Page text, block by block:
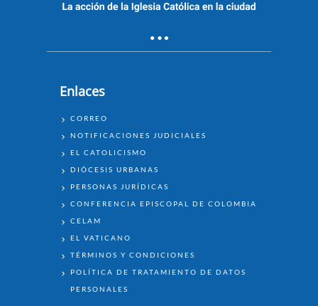
Enlaces
ENLACES
CORREO
NOTIFICACIONES JUDICIALES
EL CATOLICISMO
DIÓCESIS URBANAS
PERSONAS JURÍDICAS
CONFERENCIA EPISCOPAL DE COLOMBIA
CELAM
EL VATICANO
TÉRMINOS Y CONDICIONES
POLÍTICA DE TRATAMIENTO DE DATOS
PERSONALES